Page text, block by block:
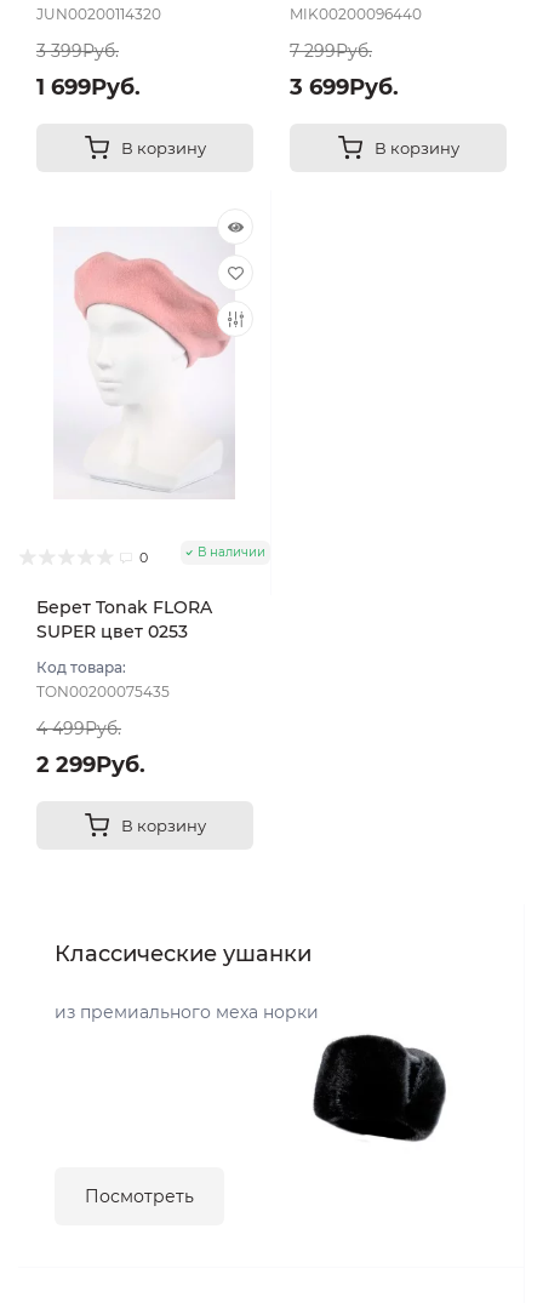
JUN00200114320
3 399Руб.
1 699Руб.
В корзину
MIK00200096440
7 299Руб.
3 699Руб.
В корзину
0 В наличии
Берет Tonak FLORA
SUPER цвет 0253
Код товара:
TON00200075435
4 499Руб.
2 299Руб.
В корзину
Классические ушанки
из премиального меха норки
Посмотреть